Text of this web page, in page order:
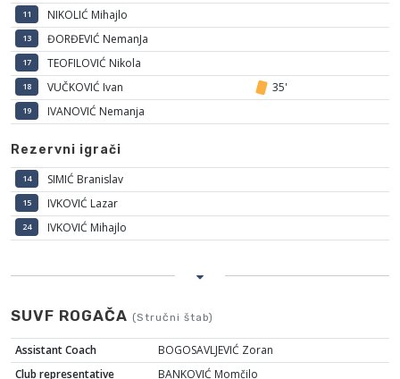
11 NIKOLIĆ Mihajlo
13 ĐORĐEVIĆ NemanJa
17 TEOFILOVIĆ Nikola
18 VUČKOVIĆ Ivan 35'
19 IVANOVIĆ Nemanja
Rezervni igrači
14 SIMIĆ Branislav
15 IVKOVIĆ Lazar
24 IVKOVIĆ Mihajlo
SUVF ROGAČA (Stručni štab)
Assistant Coach
BOGOSAVLJEVIĆ Zoran
Club representative
BANKOVIĆ Momčilo